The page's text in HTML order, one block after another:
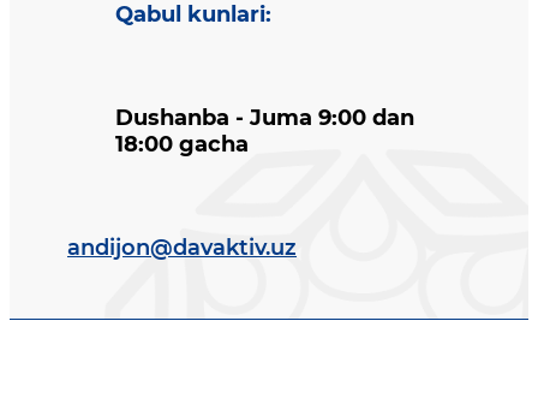
Qabul kunlari:
Dushanba - Juma 9:00 dan
18:00 gacha
andijon@davaktiv.uz